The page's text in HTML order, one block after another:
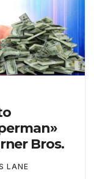
Bros.
LANE